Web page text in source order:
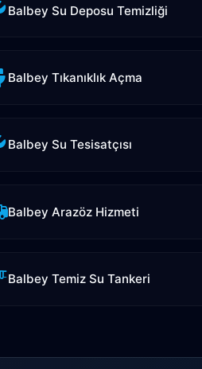
Balbey Su Deposu Temizliği
Balbey Tıkanıklık Açma
Balbey Su Tesisatçısı
Balbey Arazöz Hizmeti
Balbey Temiz Su Tankeri